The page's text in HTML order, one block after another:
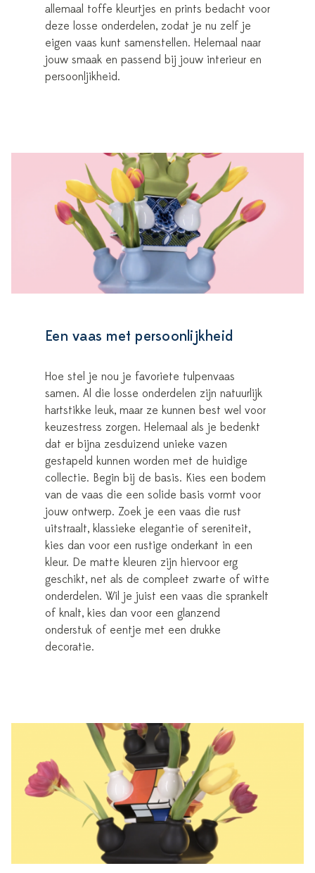
allemaal toffe kleurtjes en prints bedacht voor
deze losse onderdelen, zodat je nu zelf je
eigen vaas kunt samenstellen. Helemaal naar
jouw smaak en passend bij jouw interieur en
persoonljikheid.
Een vaas met persoonlijkheid
Hoe stel je nou je favoriete tulpenvaas
samen. Al die losse onderdelen zijn natuurlijk
hartstikke leuk, maar ze kunnen best wel voor
keuzestress zorgen. Helemaal als je bedenkt
dat er bijna zesduizend unieke vazen
gestapeld kunnen worden met de huidige
collectie. Begin bij de basis. Kies een bodem
van de vaas die een solide basis vormt voor
jouw ontwerp. Zoek je een vaas die rust
uitstraalt, klassieke elegantie of sereniteit,
kies dan voor een rustige onderkant in een
kleur. De matte kleuren zijn hiervoor erg
geschikt, net als de compleet zwarte of witte
onderdelen. Wil je juist een vaas die sprankelt
of knalt, kies dan voor een glanzend
onderstuk of eentje met een drukke
decoratie.